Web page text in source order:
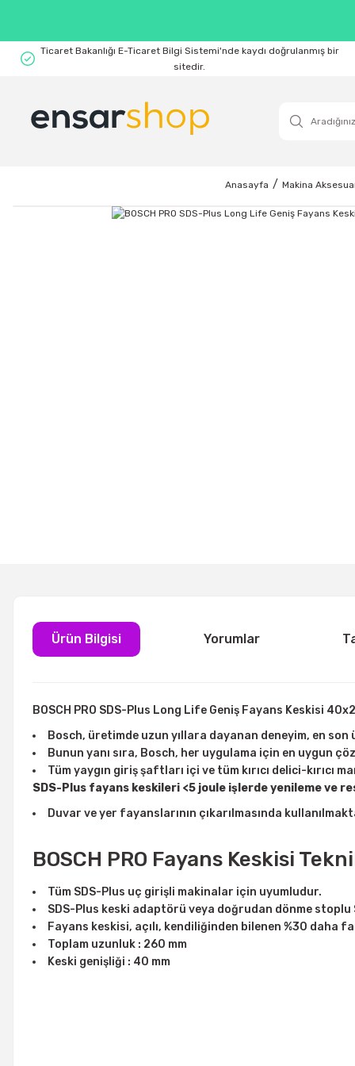
Ticaret Bakanlığı E-Ticaret Bilgi Sistemi'nde kaydı doğrulanmış bir
sitedir.
Anasayfa Makina
Ürün Bilgisi Yorumlar
BOSCH PRO SDS-Plus Long Life Geniş Fayans Keskisi
Bosch, üretimde uzun yıllara dayanan deneyim, en
Bunun yanı sıra, Bosch, her uygulama için en uygun
Tüm yaygın giriş şaftları içi ve tüm kırıcı delici-kırıcı
SDS-Plus fayans keskileri <5 joule işlerde yenileme ve
Duvar ve yer fayanslarının çıkarılmasında
BOSCH PRO Fayans Keskisi
Tüm SDS-Plus uç girişli makinalar için uyumludur.
SDS-Plus keski adaptörü veya doğrudan dönme stoplu
Fayans keskisi, açılı, kendiliğinden bilenen %30 daha
Toplam uzunluk : 260 mm
Keski genişliği : 40 mm